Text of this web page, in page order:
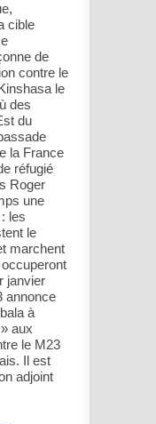
cible
de
contre le
le
des
du
la France
réfugié
Roger
une
les
le
marchent
janvier
annonce
à
» aux
le M23
Il est
adjoint